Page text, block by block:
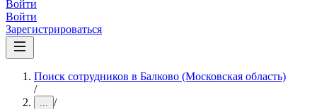
Войти
Войти
Зарегистрироваться
Поиск сотрудников в Балково (Московская область)
/
... /